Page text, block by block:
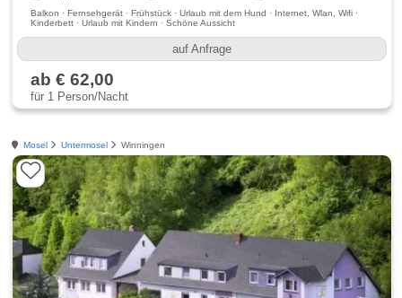
Balkon · Fernsehgerät · Frühstück · Urlaub mit dem Hund · Internet, Wlan, Wifi ·
Kinderbett · Urlaub mit Kindern · Schöne Aussicht
auf Anfrage
ab € 62,00
für 1 Person/Nacht
Mosel Untermosel Winningen